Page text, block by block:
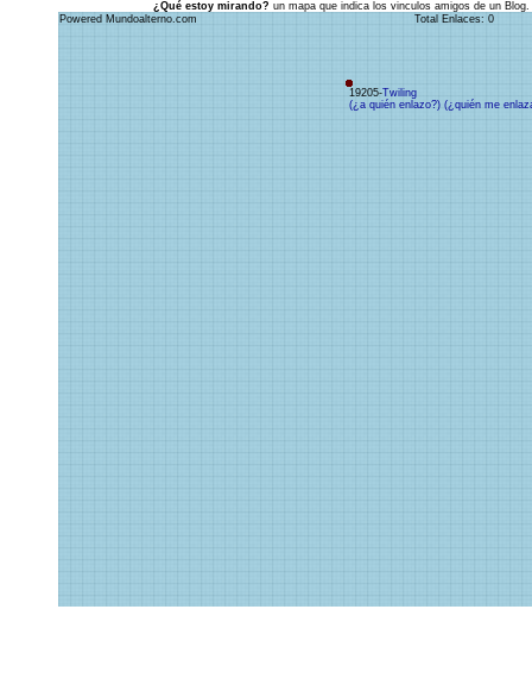
¿Qué estoy mirando? un mapa que indica los vinculos amigos de un
19205-Twiling
(¿a quién enlazo?) (¿quién me
Powered Mundoalterno.com Total Enlaces: 0